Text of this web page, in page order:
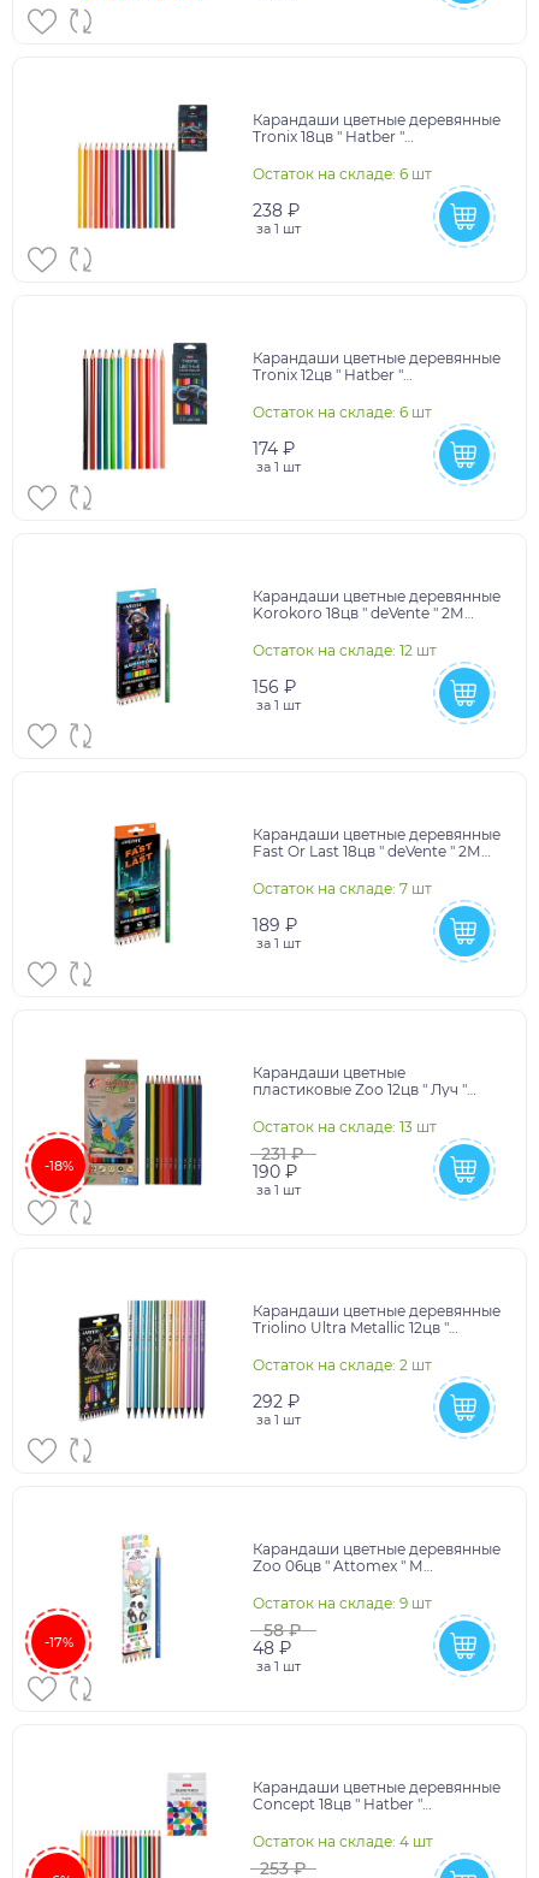
Карандаши цветные деревянные
Tronix 18цв " Hatber "
упаковка, европодвес
Остаток на складе: 6 шт
238 ₽
за 1 шт
Карандаши цветные деревянные
Tronix 12цв " Hatber "
упаковка, европодвес
Остаток на складе: 6 шт
174 ₽
за 1 шт
Карандаши цветные деревянные
Korokoro 18цв " deVente " 2М
упаковка, европодв
Остаток на складе: 12 шт
156 ₽
за 1 шт
Карандаши цветные деревянные
Fast Or Last 18цв " deVente " 2М
упаковка, евро
Остаток на складе: 7 шт
189 ₽
за 1 шт
-18%
Карандаши цветные
пластиковые Zoo 12цв " Луч "
упаковка, европодвес
Остаток на складе: 13 шт
231 ₽
190 ₽
за 1 шт
Карандаши цветные деревянные
Triolino Ultra Metallic 12цв "
картонная упак
Остаток на складе: 2 шт
292 ₽
за 1 шт
-17%
Карандаши цветные деревянные
Zoo 06цв " Attomex " М
упаковка, европодвес
Остаток на складе: 9 шт
58 ₽
48 ₽
за 1 шт
Карандаши цветные деревянные
Concept 18цв " Hatber "
картонная упаковка, евро
Остаток на складе: 4 шт
253 ₽